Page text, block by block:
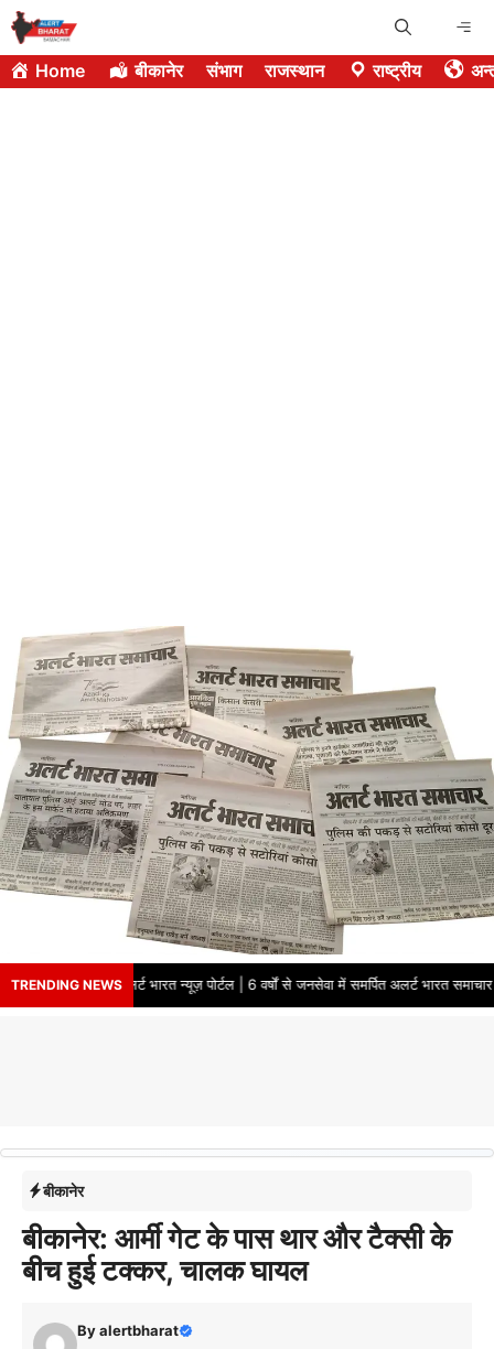
Skip
to
content
Home बीकानेर संभाग राजस्थान राष्ट्रीय
TRENDING NEWS
नाम – अलर्ट भारत न्यूज़ पोर्टल | 6 वर्षों से जनसेवा में समर्पित अलर्ट भारत समाचार पत्र
बीकानेर
बीकानेर: आर्मी गेट के पास थार और टैक्सी के
बीच हुई टक्कर, चालक घायल
Byalertbharat